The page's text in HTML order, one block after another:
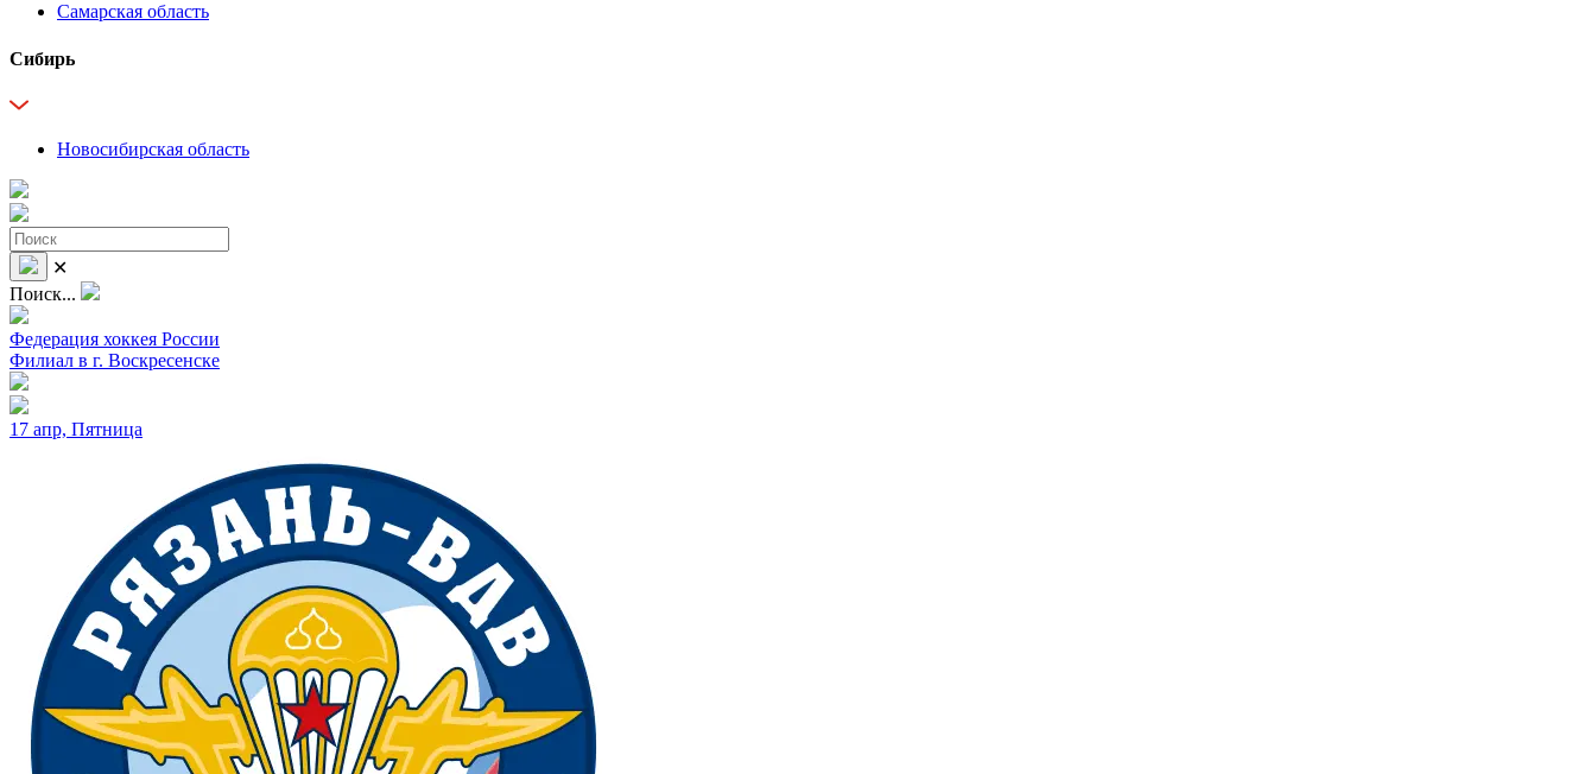
Самарская область
Сибирь
Новосибирская область
✕
Поиск...
Федерация хоккея России
Филиал в г. Воскресенске
17 апр, Пятница